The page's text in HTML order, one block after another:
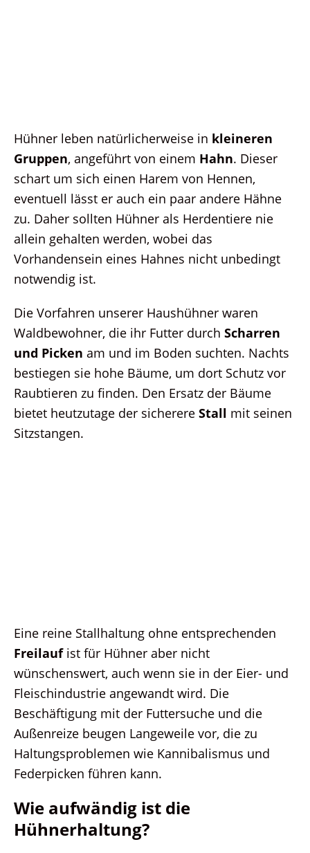
Hühner leben natürlicherweise in kleineren
Gruppen, angeführt von einem Hahn. Dieser
schart um sich einen Harem von Hennen,
eventuell lässt er auch ein paar andere Hähne
zu. Daher sollten Hühner als Herdentiere nie
allein gehalten werden, wobei das
Vorhandensein eines Hahnes nicht unbedingt
notwendig ist.
Die Vorfahren unserer Haushühner waren
Waldbewohner, die ihr Futter durch Scharren
und Picken am und im Boden suchten. Nachts
bestiegen sie hohe Bäume, um dort Schutz vor
Raubtieren zu finden. Den Ersatz der Bäume
bietet heutzutage der sicherere Stall mit seinen
Sitzstangen.
Eine reine Stallhaltung ohne entsprechenden
Freilaufist für Hühner aber nicht
wünschenswert, auch wenn sie in der Eier- und
Fleischindustrie angewandt wird. Die
Beschäftigung mit der Futtersuche und die
Außenreize beugen Langeweile vor, die zu
Haltungsproblemen wie Kannibalismus und
Federpicken führen kann.
Wie aufwändig ist die
Hühnerhaltung?